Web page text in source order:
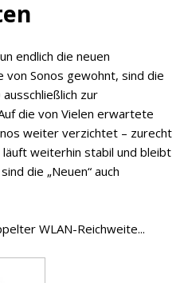
endlich die neuen
von Sonos gewohnt, sind die
zur
die von Vielen erwartete
weiter verzichtet – zurecht
läuft weiterhin stabil und bleibt
die „Neuen“ auch
WLAN-Reichweite...